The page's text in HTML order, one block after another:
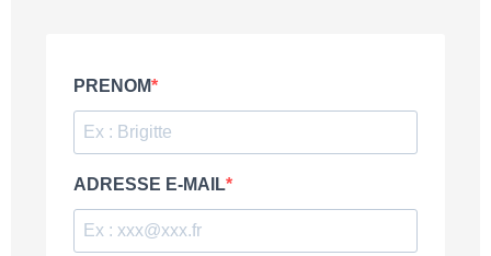
PRENOM
ADRESSE E-MAIL